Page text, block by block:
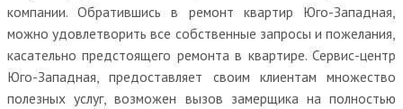
компании. Обратившись в ремонт квартир Юго-Западная,
можно удовлетворить все собственные запросы и пожелания,
касательно предстоящего ремонта в квартире. Сервис-центр
Юго-Западная, предоставляет своим клиентам множество
полезных услуг, возможен вызов замерщика на полностью